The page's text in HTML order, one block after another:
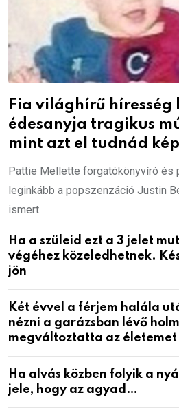
Fia világhírű híresség
édesanyja tragikus
mint azt el tudnád
Pattie Mellette forgatókönyvíró és
leginkább a popszenzáció Justin
ismert.
Ha a szüleid ezt a 3 jelet
végéhez közeledhetnek.
jön
Két évvel a férjem halála
nézni a garázsban lévő
megváltoztatta az életemet
Ha alvás közben folyik a
jele, hogy az agyad…